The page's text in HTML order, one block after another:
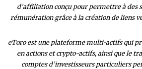
d’affiliation conçu pour permettre à des
rémunération grâce à la création de liens
eToro est une plateforme multi-actifs qui
en actions et crypto-actifs, ainsi que le
comptes d’investisseurs particuliers